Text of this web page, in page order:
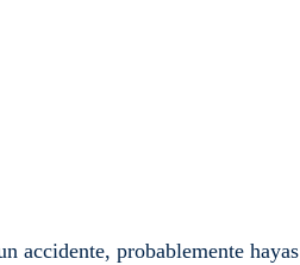
accidente, probablemente hayas